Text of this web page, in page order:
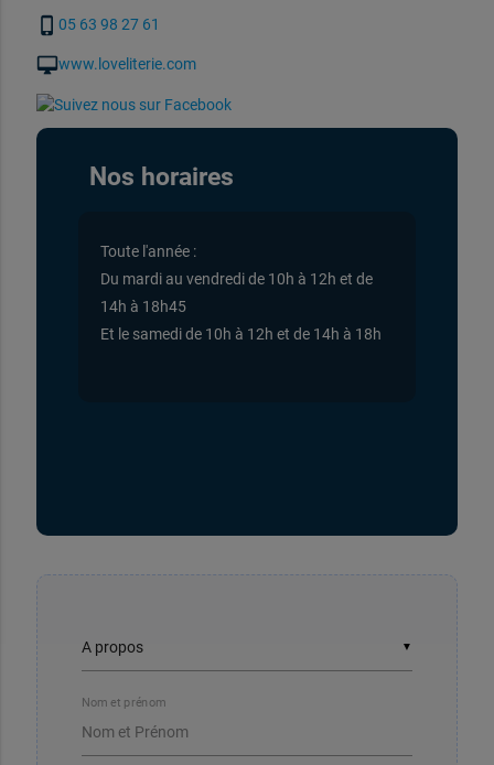
phone_iphone 05 63 98 27 61
desktop_macwww.loveliterie.com
Nos horaires
Toute l'année :
Du mardi au vendredi de 10h à 12h et de
14h à 18h45
Et le samedi de 10h à 12h et de 14h à 18h
▼
Nom et prénom